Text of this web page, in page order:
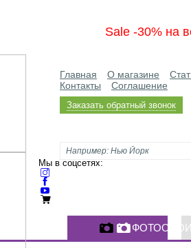
Sale -30% на
Главная О магазине
Контакты
Соглашение
Заказать обратный звонок
Мы в соцсетях: